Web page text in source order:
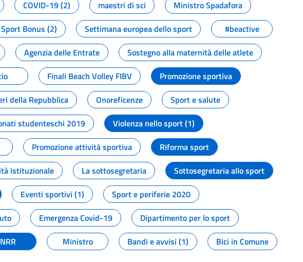
COVID-19 (2) maestri di sci
Ministro Spadafora
Sport Bonus (2) Settimana europea dello sport
#beactive
Agenzia delle Entrate
Sostegno alla maternità delle atlete
Finali Beach Volley FIBV
Promozione sportiva
della Repubblica Onoreficenze
Sport e salute
studenteschi 2019
Violenza nello sport (1)
Promozione attività sportiva
Riforma sport
istituzionale La sottosegretaria
Sottosegretaria allo sport
Eventi sportivi (1)
Sport e periferie 2020
Emergenza Covid-19
Dipartimento per lo sport
Ministro Bandi e avvisi (1) Bici in Comune